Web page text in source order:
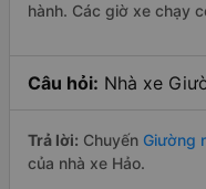
hành. Các giờ xe chạy
Câu hỏi: Nhà xe
Trả lời: Chuyến Giường
của nhà xe Hảo.